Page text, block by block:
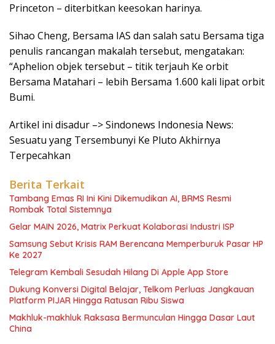
Princeton – diterbitkan keesokan harinya.
Sihao Cheng, Bersama IAS dan salah satu Bersama tiga
penulis rancangan makalah tersebut, mengatakan:
“Aphelion objek tersebut – titik terjauh Ke orbit
Bersama Matahari – lebih Bersama 1.600 kali lipat orbit
Bumi.
Artikel ini disadur –> Sindonews Indonesia News:
Sesuatu yang Tersembunyi Ke Pluto Akhirnya
Terpecahkan
Berita Terkait
Tambang Emas RI Ini Kini Dikemudikan AI, BRMS Resmi
Rombak Total Sistemnya
Gelar MAIN 2026, Matrix Perkuat Kolaborasi Industri ISP
Samsung Sebut Krisis RAM Berencana Memperburuk Pasar HP
Ke 2027
Telegram Kembali Sesudah Hilang Di Apple App Store
Dukung Konversi Digital Belajar, Telkom Perluas Jangkauan
Platform PIJAR Hingga Ratusan Ribu Siswa
Makhluk-makhluk Raksasa Bermunculan Hingga Dasar Laut
China